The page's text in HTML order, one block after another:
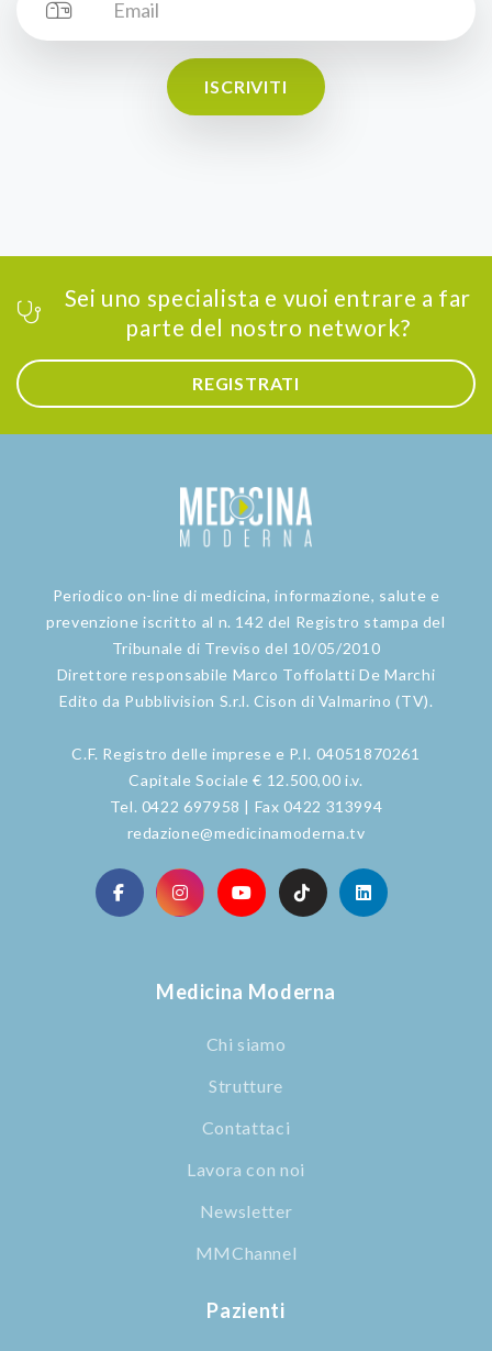
ISCRIVITI
Sei uno specialista e vuoi entrare a far
parte del nostro network?
REGISTRATI
Periodico on-line di medicina, informazione, salute e
prevenzione iscritto al n. 142 del Registro stampa del
Tribunale di Treviso del 10/05/2010
Direttore responsabile Marco Toffolatti De Marchi
Edito da Pubblivision S.r.l. Cison di Valmarino (TV).
C.F. Registro delle imprese e P.I. 04051870261
Capitale Sociale € 12.500,00 i.v.
Tel. 0422 697958 | Fax 0422 313994
redazione@medicinamoderna.tv
Medicina Moderna
Chi siamo
Strutture
Contattaci
Lavora con noi
Newsletter
MMChannel
Pazienti